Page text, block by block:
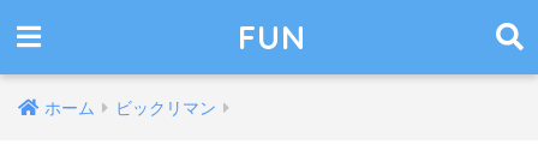
FUN
ホーム ビックリマン